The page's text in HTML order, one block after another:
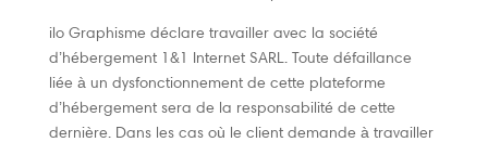
ilo Graphisme déclare travailler avec la société
d’hébergement 1&1 Internet SARL. Toute défaillance
liée à un dysfonctionnement de cette plateforme
d’hébergement sera de la responsabilité de cette
dernière. Dans les cas où le client demande à travailler